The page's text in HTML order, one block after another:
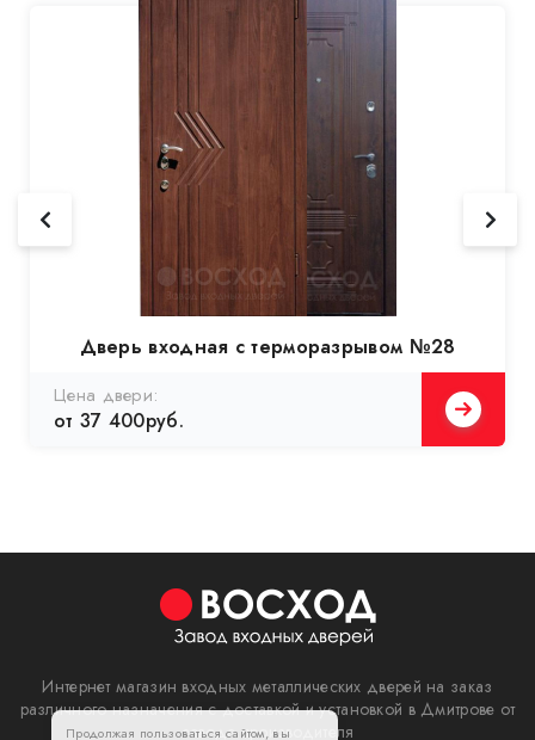
Дверь входная с терморазрывом №28
Цена двери:
от 37 400руб.
Интернет магазин входных металлических дверей на заказ
различного назначения с доставкой и установкой в Дмитрове от
завода производителя
Продолжая пользоваться сайтом, вы